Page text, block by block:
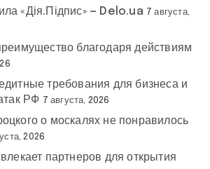
«Дія.Підпис» — Delo.ua 7 августа,
благодаря действиям
требования для бизнеса и
РФ 7 августа, 2026
о москалях не понравилось
2026
партнеров для открытия